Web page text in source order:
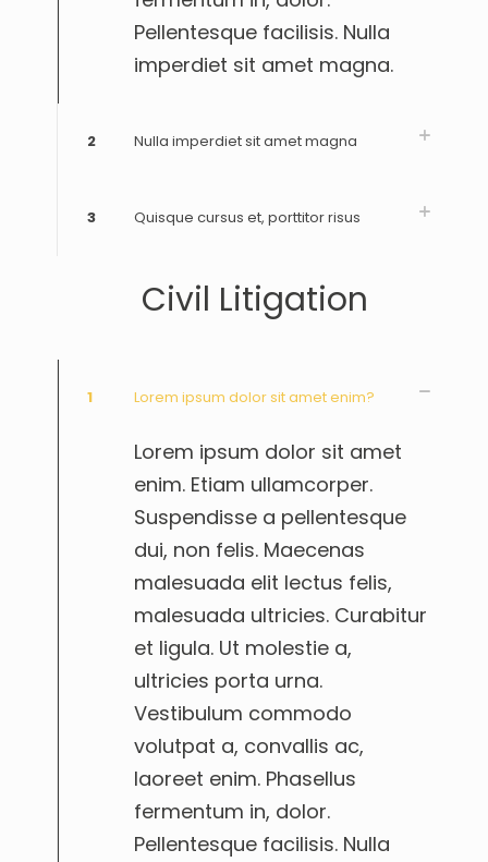
Pellentesque facilisis. Nulla
imperdiet sit amet magna.
2 Nulla imperdiet sit amet magna
3 Quisque cursus et, porttitor risus
Civil Litigation
1 Lorem ipsum dolor sit amet enim?
Lorem ipsum dolor sit amet
enim. Etiam ullamcorper.
Suspendisse a pellentesque
dui, non felis. Maecenas
malesuada elit lectus felis,
malesuada ultricies. Curabitur
et ligula. Ut molestie a,
ultricies porta urna.
Vestibulum commodo
volutpat a, convallis ac,
laoreet enim. Phasellus
fermentum in, dolor.
Pellentesque facilisis. Nulla